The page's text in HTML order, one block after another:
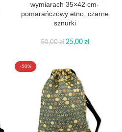
wymiarach 35×42 cm-
pomarańczowy etno, czarne
sznurki
50,00zł 25,00 zł
-50%